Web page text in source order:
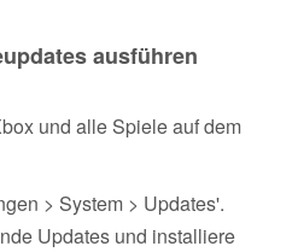
ausführen
und alle Spiele auf dem
> System > Updates'.
Updates und installiere